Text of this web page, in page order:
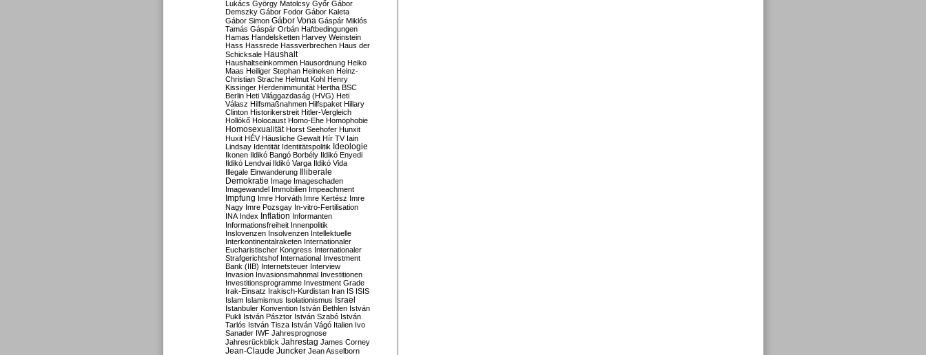
Lukács György Matolcsy Győr Gábor
Demszky Gábor Fodor Gábor Kaleta
Gábor Simon Gábor Vona Gáspár Miklós
Tamás Gáspár Orbán Haftbedingungen
Hamas Handelsketten Harvey Weinstein
Hass Hassrede Hassverbrechen Haus der
Schicksale Haushalt
Haushaltseinkommen Hausordnung Heiko
Maas Heiliger Stephan Heineken Heinz-
Christian Strache Helmut Kohl Henry
Kissinger Herdenimmunität Hertha BSC
Berlin Heti Világgazdaság (HVG) Heti
Válasz Hilfsmaßnahmen Hilfspaket Hillary
Clinton Historikerstreit Hitler-Vergleich
Hollókő Holocaust Homo-Ehe Homophobie
Homosexualität Horst Seehofer Hunxit
Huxit HÉV Häusliche Gewalt Hír TV Iain
Lindsay Identität Identitätspolitik Ideologie
Ikonen Ildikó Bangó Borbély Ildikó Enyedi
Ildikó Lendvai Ildikó Varga Ildikó Vida
Illegale Einwanderung Illiberale
Demokratie Image Imageschaden
Imagewandel Immobilien Impeachment
Impfung Imre Horváth Imre Kertész Imre
Nagy Imre Pozsgay In-vitro-Fertilisation
INA Index Inflation Informanten
Informationsfreiheit Innenpolitik
Inslovenzen Insolvenzen Intellektuelle
Interkontinentalraketen Internationaler
Eucharistischer Kongress Internationaler
Strafgerichtshof International Investment
Bank (IIB) Internetsteuer Interview
Invasion Invasionsmahnmal Investitionen
Investitionsprogramme Investment Grade
Irak-Einsatz Irakisch-Kurdistan Iran IS ISIS
Islam Islamismus Isolationismus Israel
Istanbuler Konvention István Bethlen István
Pukli István Pásztor István Szabó István
Tarlós István Tisza István Vágó Italien Ivo
Sanader IWF Jahresprognose
Jahresrückblick Jahrestag James Corney
Jean-Claude Juncker Jean Asselborn